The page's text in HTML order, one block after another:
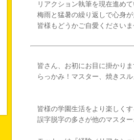
リアクション執筆を現在進め
梅雨と猛暑の繰り返しで心身が
皆様もどうかご自愛くださいま
皆さん、お初にお目に掛かりま
らっかみ！マスター、焼きスル
皆様の学園生活をより楽しく
誤字脱字の多さが他のマスタ